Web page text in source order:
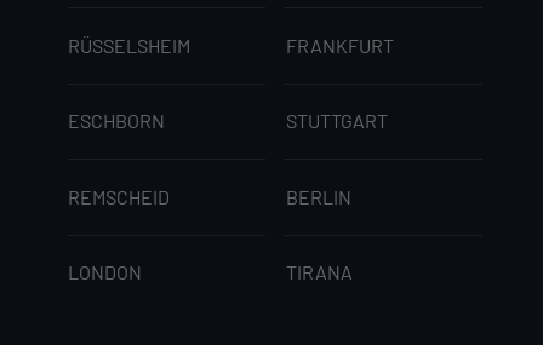
RÜSSELSHEIM FRANKFURT
ESCHBORN STUTTGART
REMSCHEID BERLIN
LONDON TIRANA